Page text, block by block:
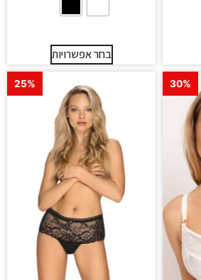
בחר אפשרויות
30%
25%